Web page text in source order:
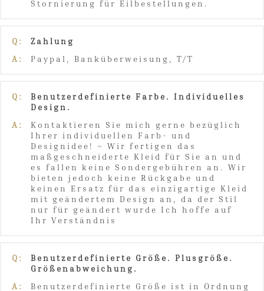
Stornierung für Eilbestellungen.
Q:
Zahlung
A:
Paypal, Banküberweisung, T/T
Q:
Benutzerdefinierte Farbe. Individuelles
Design.
A:
Kontaktieren Sie mich gerne bezüglich
Ihrer individuellen Farb- und
Designidee! ~ Wir fertigen das
maßgeschneiderte Kleid für Sie an und
es fallen keine Sondergebühren an. Wir
bieten jedoch keine Rückgabe und
keinen Ersatz für das einzigartige Kleid
mit geändertem Design an, da der Stil
nur für geändert wurde Ich hoffe auf
Ihr Verständnis
Q:
Benutzerdefinierte Größe. Plusgröße.
Größenabweichung.
A:
Benutzerdefinierte Größe ist in Ordnung